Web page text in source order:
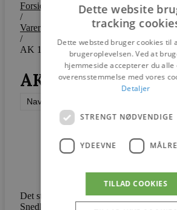
Forside
/
Varer
/
AK 1310 RO Skrivebord
AK 1310 RO
Naver Collection
Det stilfulde skrivebord er oprindeligt
Snedkernes Efterårsudstilling – et møbel
Dette website
tracking
Dette websted bruger cookies til
brugeroplevelsen. Ved at
hjemmeside accepterer du alle
overensstemmelse med vores
Detaljer
STRENGT NØDVENDIGE
YDEEVNE
TILLAD COOKIES